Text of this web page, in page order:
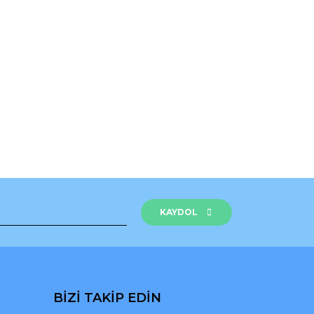
tarafımıza iletebilirsiniz.
KAYDOL
BİZİ TAKİP EDİN